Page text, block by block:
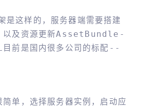
是这样的，服务器端需要搭建
以及资源更新AssetBundle-
目前是国内很多公司的标配--
单，选择服务器实例，启动应